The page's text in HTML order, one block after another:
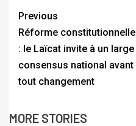
Previous
Réforme constitutionnelle
: le Laïcat invite à un large
consensus national avant
tout changement
MORE STORIES